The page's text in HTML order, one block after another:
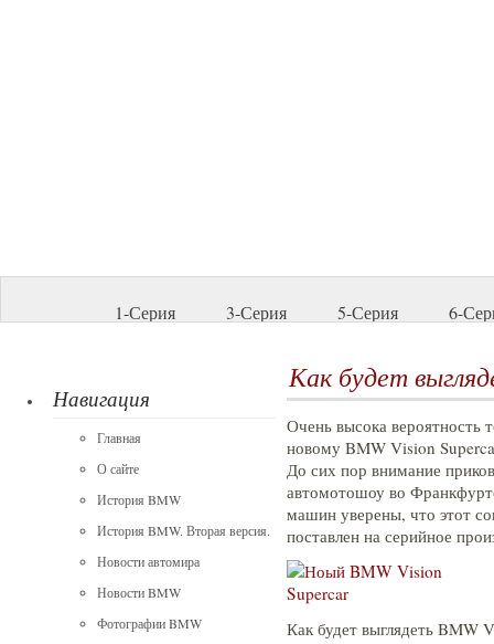
1-Серия 3-Серия 5-Серия 6-
Навигация
Главная
О сайте
История BMW
История BMW. Вторая версия.
Новости автомира
Новости BMW
Фотографии BMW
Как будет
Очень высока вероятность
новому BMW Vision
До сих пор внимание
автомотошоу во
машин уверены, что этот
поставлен на серийное
Как будет выглядеть BMW